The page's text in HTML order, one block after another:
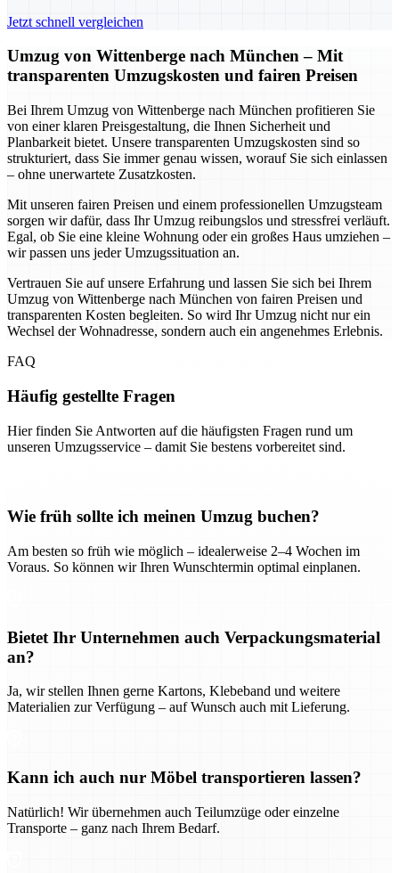
Jetzt schnell vergleichen
Umzug von Wittenberge nach München – Mit
transparenten Umzugskosten und fairen Preisen
Bei Ihrem Umzug von Wittenberge nach München profitieren Sie
von einer klaren Preisgestaltung, die Ihnen Sicherheit und
Planbarkeit bietet. Unsere transparenten Umzugskosten sind so
strukturiert, dass Sie immer genau wissen, worauf Sie sich einlassen
– ohne unerwartete Zusatzkosten.
Mit unseren fairen Preisen und einem professionellen Umzugsteam
sorgen wir dafür, dass Ihr Umzug reibungslos und stressfrei verläuft.
Egal, ob Sie eine kleine Wohnung oder ein großes Haus umziehen –
wir passen uns jeder Umzugssituation an.
Vertrauen Sie auf unsere Erfahrung und lassen Sie sich bei Ihrem
Umzug von Wittenberge nach München von fairen Preisen und
transparenten Kosten begleiten. So wird Ihr Umzug nicht nur ein
Wechsel der Wohnadresse, sondern auch ein angenehmes Erlebnis.
FAQ
Häufig gestellte Fragen
Hier finden Sie Antworten auf die häufigsten Fragen rund um
unseren Umzugsservice – damit Sie bestens vorbereitet sind.
Wie früh sollte ich meinen Umzug buchen?
Am besten so früh wie möglich – idealerweise 2–4 Wochen im
Voraus. So können wir Ihren Wunschtermin optimal einplanen.
Bietet Ihr Unternehmen auch Verpackungsmaterial
an?
Ja, wir stellen Ihnen gerne Kartons, Klebeband und weitere
Materialien zur Verfügung – auf Wunsch auch mit Lieferung.
Kann ich auch nur Möbel transportieren lassen?
Natürlich! Wir übernehmen auch Teilumzüge oder einzelne
Transporte – ganz nach Ihrem Bedarf.